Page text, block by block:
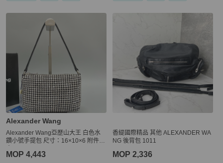
Alexander Wang
Alexander Wang亞歷山大王 白色水
鑽小號手提包 尺寸：16×10×6 附件：
MOP 4,443
香緹國際精品 其他 ALEXANDER WA
NG 後背包 1011
MOP 2,336